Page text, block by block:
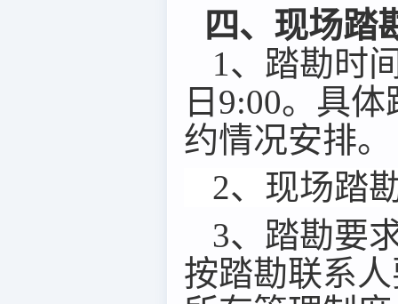
四、 现场踏
1、 踏勘时
日 9:00。 具体
约情况安排。
2、现场踏
3、踏勘要
按踏勘联系